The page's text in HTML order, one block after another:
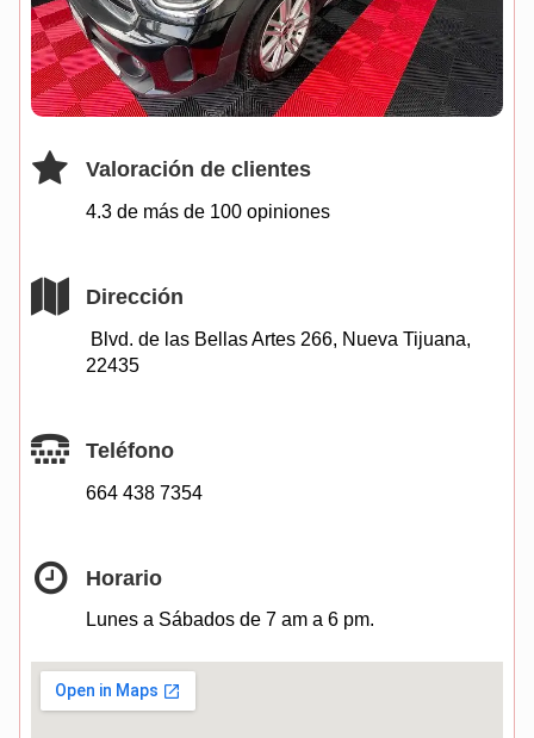
Valoración de clientes
4.3 de más de 100 opiniones
Dirección
Blvd. de las Bellas Artes 266, Nueva Tijuana,
22435
Teléfono
664 438 7354
Horario
Lunes a Sábados de 7 am a 6 pm.